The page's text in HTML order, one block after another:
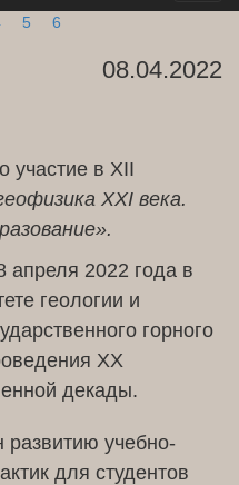
5 6
08.04.2022
в XII
XXI века.
апреля 2022 года в
геологии и
горного
XX
декады.
учебно-
для студентов